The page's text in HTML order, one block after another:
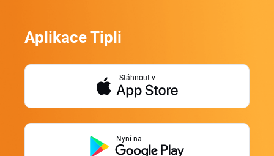
Aplikace Tipli
Stáhnout v
Nyní na